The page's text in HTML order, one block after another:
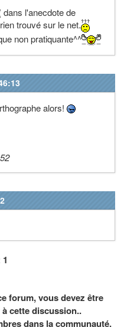
l'anecdote de
trouvé sur le net.
non pratiquante^^
alors!
1
forum, vous devez être
cette discussion..
dans la communauté.